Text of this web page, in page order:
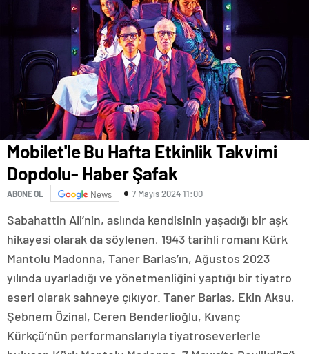
Mobilet'le Bu Hafta Etkinlik Takvimi
Dopdolu- Haber Şafak
ABONE OL News 7 Mayıs 2024 11:00
Sabahattin Ali’nin, aslında kendisinin yaşadığı bir aşk
hikayesi olarak da söylenen, 1943 tarihli romanı Kürk
Mantolu Madonna, Taner Barlas’ın, Ağustos 2023
yılında uyarladığı ve yönetmenliğini yaptığı bir tiyatro
eseri olarak sahneye çıkıyor. Taner Barlas, Ekin Aksu,
Şebnem Özinal, Ceren Benderlioğlu, Kıvanç
Kürkçü’nün performanslarıyla tiyatroseverlerle